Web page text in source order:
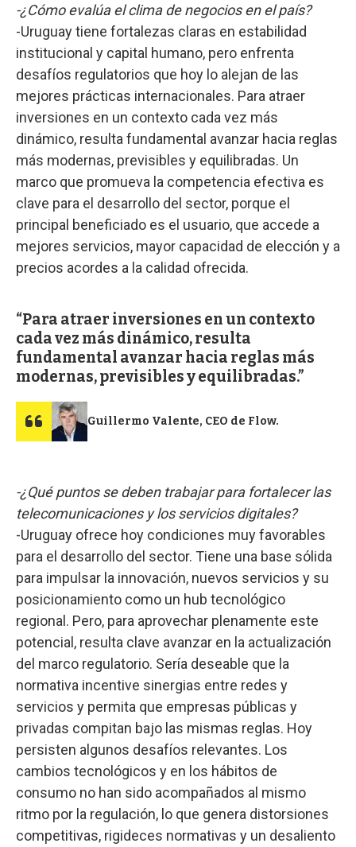
-¿Cómo evalúa el clima de negocios en el país?
-Uruguay tiene fortalezas claras en estabilidad
institucional y capital humano, pero enfrenta
desafíos regulatorios que hoy lo alejan de las
mejores prácticas internacionales. Para atraer
inversiones en un contexto cada vez más
dinámico, resulta fundamental avanzar hacia reglas
más modernas, previsibles y equilibradas. Un
marco que promueva la competencia efectiva es
clave para el desarrollo del sector, porque el
principal beneficiado es el usuario, que accede a
mejores servicios, mayor capacidad de elección y a
precios acordes a la calidad ofrecida.
Para atraer inversiones en un contexto
cada vez más dinámico, resulta
fundamental avanzar hacia reglas más
modernas, previsibles y equilibradas.
Guillermo Valente, CEO de Flow.
-¿Qué puntos se deben trabajar para fortalecer las
telecomunicaciones y los servicios digitales?
-Uruguay ofrece hoy condiciones muy favorables
para el desarrollo del sector. Tiene una base sólida
para impulsar la innovación, nuevos servicios y su
posicionamiento como un hub tecnológico
regional. Pero, para aprovechar plenamente este
potencial, resulta clave avanzar en la actualización
del marco regulatorio. Sería deseable que la
normativa incentive sinergias entre redes y
servicios y permita que empresas públicas y
privadas compitan bajo las mismas reglas. Hoy
persisten algunos desafíos relevantes. Los
cambios tecnológicos y en los hábitos de
consumo no han sido acompañados al mismo
ritmo por la regulación, lo que genera distorsiones
competitivas, rigideces normativas y un desaliento